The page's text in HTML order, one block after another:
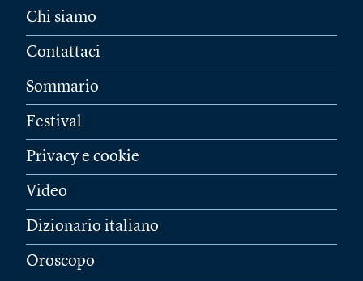
Chi siamo
Contattaci
Sommario
Festival
Privacy e cookie
Video
Dizionario italiano
Oroscopo